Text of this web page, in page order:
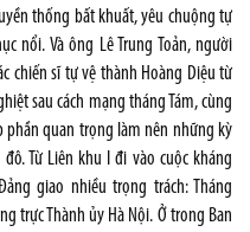
thống bất khuất, yêu chuộng tự
nổi. Và ông Lê Trung Toản, người
chiến sĩ tự vệ thành Hoàng Diệu từ
sau cách mạng tháng Tám, cùng
phần quan trọng làm nên những kỳ
Từ Liên khu I đi vào cuộc kháng
giao nhiều trọng trách: Tháng
trực Thành ủy Hà Nội. Ở trong Ban